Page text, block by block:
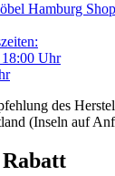
Hamburg Shop
Uhr
des
(Inseln auf